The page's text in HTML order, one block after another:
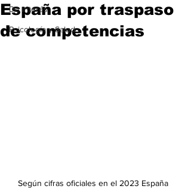
De interés
Psicología y Salud
España por traspaso
de competencias
Según cifras oficiales en el 2023 España